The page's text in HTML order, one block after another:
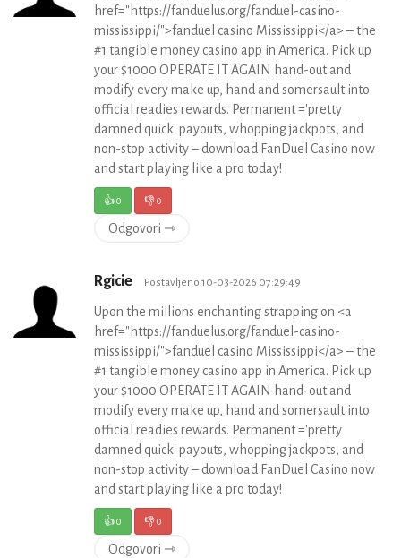
href="https://fanduelus.org/fanduel-casino-
mississippi/">fanduel casino Mississippi</a> – the
#1 tangible money casino app in America. Pick up
your $1000 OPERATE IT AGAIN hand-out and
modify every make up, hand and somersault into
official readies rewards. Permanent ='pretty
damned quick' payouts, whopping jackpots, and
non-stop activity – download FanDuel Casino now
and start playing like a pro today!
👍0 👎0
Odgovori ⇾
Rgicie Postavljeno 10-03-2026 07:29:49
Upon the millions enchanting strapping on <a
href="https://fanduelus.org/fanduel-casino-
mississippi/">fanduel casino Mississippi</a> – the
#1 tangible money casino app in America. Pick up
your $1000 OPERATE IT AGAIN hand-out and
modify every make up, hand and somersault into
official readies rewards. Permanent ='pretty
damned quick' payouts, whopping jackpots, and
non-stop activity – download FanDuel Casino now
and start playing like a pro today!
👍0 👎0
Odgovori ⇾